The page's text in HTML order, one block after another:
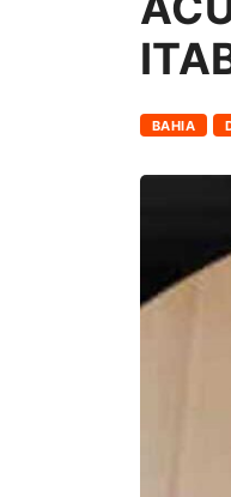
BAHIA